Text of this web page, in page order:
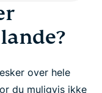
over hele
du muligvis ikke